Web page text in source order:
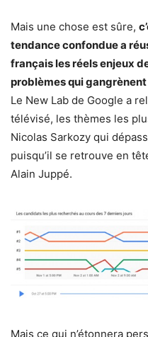
Mais une chose est sûre,
tendance confondue a
français les réels enjeux
problèmes qui gangrènent
Le New Lab de Google a
télévisé, les thèmes les
Nicolas Sarkozy qui
puisqu’il se retrouve en
Alain Juppé.
Mais ce qui n’étonnera